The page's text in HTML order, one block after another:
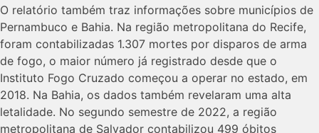
O relatório também traz informações sobre municípios de
Pernambuco e Bahia. Na região metropolitana do Recife,
foram contabilizadas 1.307 mortes por disparos de arma
de fogo, o maior número já registrado desde que o
Instituto Fogo Cruzado começou a operar no estado, em
2018. Na Bahia, os dados também revelaram uma alta
letalidade. No segundo semestre de 2022, a região
metropolitana de Salvador contabilizou 499 óbitos